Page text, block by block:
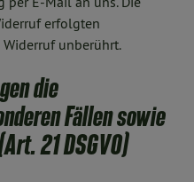
erfolgten
unberührt.
die
Fällen sowie
21 DSGVO)